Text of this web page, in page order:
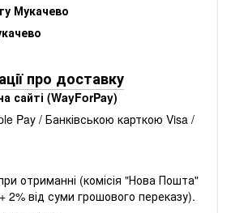
Мукачево
про доставку
сайті (WayForPay)
Pay / Банківською карткою Visa /
отриманні (комісія "Нова Пошта"
2% від суми грошового переказу).